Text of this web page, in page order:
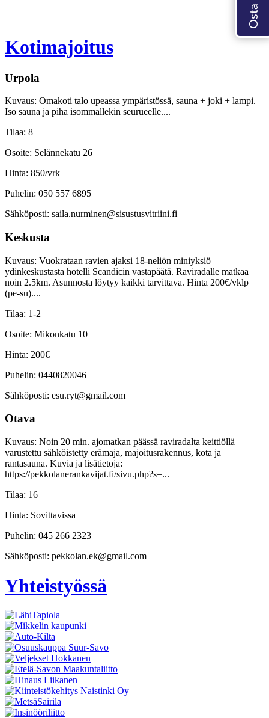
Kotimajoitus
Urpola
Kuvaus: Omakoti talo upeassa ympäristössä, sauna + joki + lampi.
Iso sauna ja piha isommallekin seurueelle....
Tilaa: 8
Osoite: Selännekatu 26
Hinta: 850/vrk
Puhelin: 050 557 6895
Sähköposti: saila.nurminen@sisustusvitriini.fi
Keskusta
Kuvaus: Vuokrataan ravien ajaksi 18-neliön miniyksiö
ydinkeskustasta hotelli Scandicin vastapäätä. Raviradalle matkaa
noin 2.5km. Asunnosta löytyy kaikki tarvittava. Hinta 200€/vklp
(pe-su)....
Tilaa: 1-2
Osoite: Mikonkatu 10
Hinta: 200€
Puhelin: 0440820046
Sähköposti: esu.ryt@gmail.com
Otava
Kuvaus: Noin 20 min. ajomatkan päässä raviradalta keittiöllä
varustettu sähköistetty erämaja, majoitusrakennus, kota ja
rantasauna. Kuvia ja lisätietoja:
https://pekkolanerankavijat.fi/sivu.php?s=...
Tilaa: 16
Hinta: Sovittavissa
Puhelin: 045 266 2323
Sähköposti: pekkolan.ek@gmail.com
Yhteistyössä